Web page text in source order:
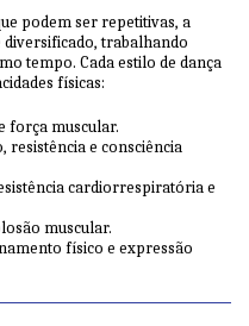
podem ser repetitivas, a
trabalhando
tempo. Cada estilo de dança
físicas:
força muscular.
resistência e consciência
cardiorrespiratória e
muscular.
físico e expressão